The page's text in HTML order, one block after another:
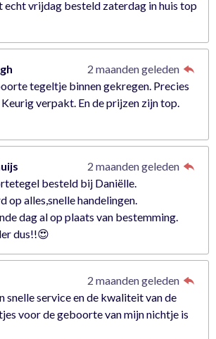
echt vrijdag besteld zaterdag in huis top
2 maanden geleden
tegeltje binnen gekregen. Precies
verpakt. En de prijzen zijn top.
2 maanden geleden
besteld bij Daniëlle.
op alles,snelle handelingen.
dag al op plaats van bestemming.
dus!!😍
2 maanden geleden
snelle service en de kwaliteit van de
voor de geboorte van mijn nichtje is